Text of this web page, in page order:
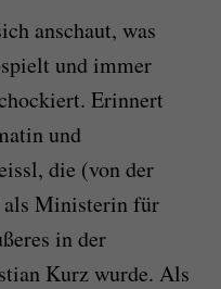
anschaut, was
und immer
Erinnert
und
die (von der
als Ministerin für
in der
Kurz wurde. Als